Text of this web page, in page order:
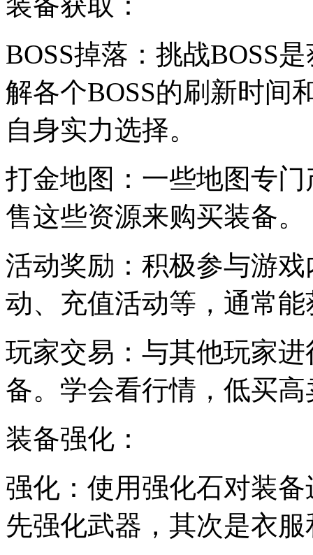
BOSS掉落：挑战BOSS
解各个BOSS的刷新时间
自身实力选择。
打金地图：一些地图专
售这些资源来购买装备。
活动奖励：积极参与游
动、充值活动等，通常
玩家交易：与其他玩家
备。学会看行情，低买
装备强化：
强化：使用强化石对装
先强化武器，其次是衣